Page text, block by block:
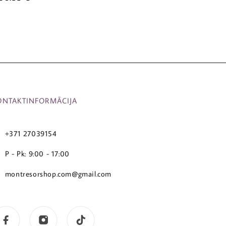
+371 27039154
P - Pk: 9:00 - 17:00
montresorshop.com@gmail.com